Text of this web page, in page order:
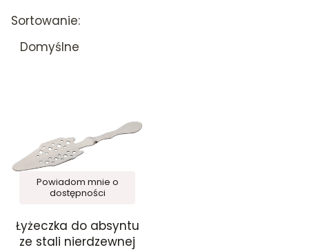
Lista produktów
Sortowanie:
Domyślne
Powiadom mnie o
dostępności
Łyżeczka do absyntu
ze stali nierdzewnej